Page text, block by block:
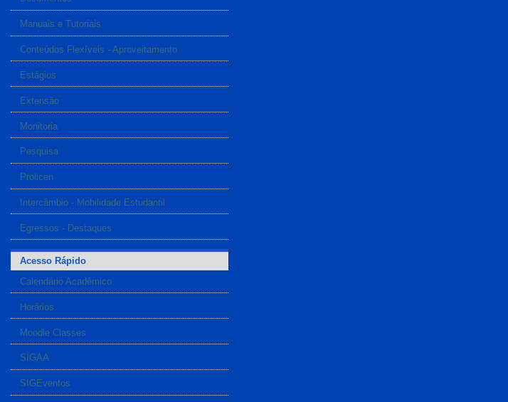
Manuais e Tutoriais
Conteúdos Flexíveis - Aproveitamento
Estágios
Extensão
Monitoria
Pesquisa
Prolicen
Intercâmbio - Mobilidade Estudantil
Egressos - Destaques
Acesso Rápido
Calendário Acadêmico
Horários
Moodle Classes
SIGAA
SIGEventos